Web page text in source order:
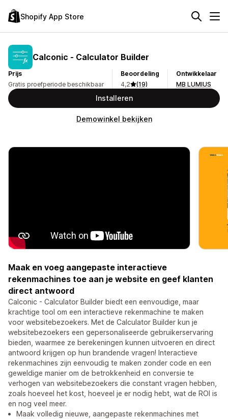
Shopify App Store
Calconic ‑ Calculator Builder
Prijs
Gratis proefperiode beschikbaar
Beoordeling
4,2
(19)
Ontwikkelaar
MB LUMIUS
Installeren
Demowinkel bekijken
Maak en voeg aangepaste interactieve
rekenmachines toe aan je website en geef klanten
direct antwoord
Calconic - Calculator Builder biedt een eenvoudige, maar
krachtige tool om een interactieve rekenmachine te maken
voor websitebezoekers. Met de Calculator Builder kun je
websitebezoekers een gepersonaliseerde gebruikerservaring
bieden, waarmee ze berekeningen kunnen uitvoeren en direct
antwoord krijgen op hun brandende vragen! Interactieve
rekenmachines zijn eenvoudig te maken zonder code en een
geweldige manier om de betrokkenheid en conversie te
verhogen van websitebezoekers die constant vragen hebben,
zoals hoeveel het kost, hoeveel je er nodig hebt, wat de ROI is
en nog veel meer.
Maak volledig nieuwe, aangepaste rekenmachines met